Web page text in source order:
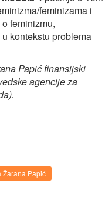
feminizama i
feminizmu,
kontekstu problema
Papić finansijski
agencije za
Žarana Papić